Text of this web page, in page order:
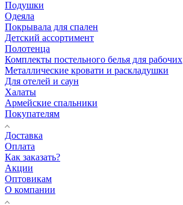
Подушки
Одеяла
Покрывала для спален
Детский ассортимент
Полотенца
Комплекты постельного белья для рабочих
Металлические кровати и раскладушки
Для отелей и саун
Халаты
Армейские спальники
Покупателям
Доставка
Оплата
Как заказать?
Акции
Оптовикам
О компании